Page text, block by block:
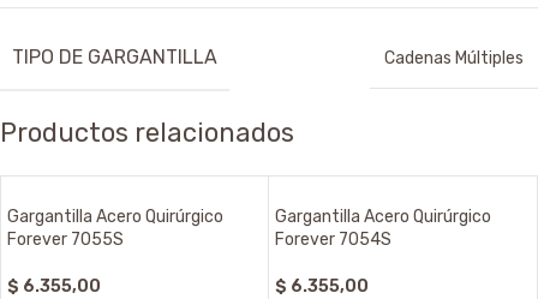
TIPO DE GARGANTILLA Cadenas Múltiples
Productos relacionados
Gargantilla Acero Quirúrgico
Forever 7055S
$ 6.355,00
Gargantilla Acero Quirúrgico
Forever 7054S
$ 6.355,00